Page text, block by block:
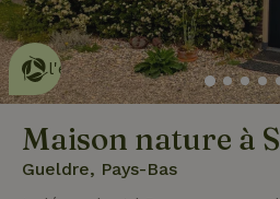
Cette Maison Nature fait de
l'effeten savoir plus
Maison nature à
Gueldre, Pays-Bas